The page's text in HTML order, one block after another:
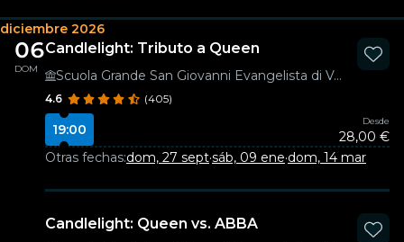
diciembre 2026
06
DOM
Candlelight: Tributo a Queen
Scuola Grande San Giovanni Evangelista di Venezia
4.6 (405)
19:00
Desde
28,00 €
Otras fechas:dom, 27 sept·sáb, 09 ene·dom, 14 mar
Candlelight: Queen vs. ABBA